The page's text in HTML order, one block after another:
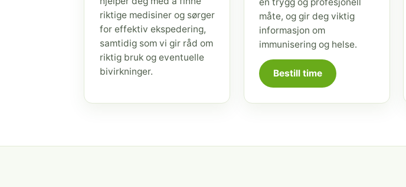
riktige medisiner og sørger
for effektiv ekspedering,
samtidig som vi gir råd om
riktig bruk og eventuelle
bivirkninger.
en trygg og profesjonell
måte, og gir deg viktig
informasjon om
immunisering og helse.
Bestill time